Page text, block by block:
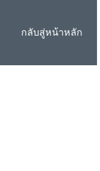
กลับสู่หน้าหลัก